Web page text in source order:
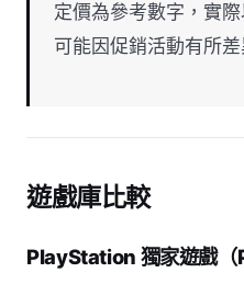
定價為參考數字，實
可能因促銷活動有所差
遊戲庫比較
PlayStation 獨家遊戲（